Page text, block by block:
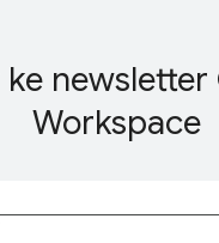
newsletter
Workspace